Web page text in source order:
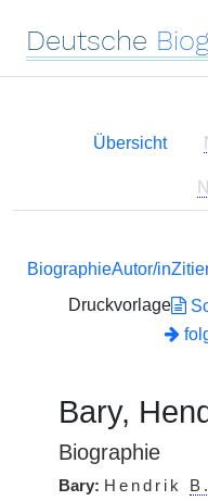
Deutsche
Übersicht
BiographieAutor/in
Druckvorlage
Bary,
Biographie
Bary: Hendrik B.